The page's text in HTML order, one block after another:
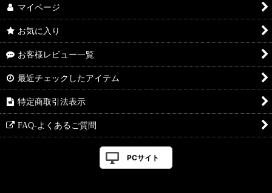
マイページ
お気に入り
お客様レビュー一覧
最近チェックしたアイテム
特定商取引法表示
FAQ-よくあるご質問
PCサイト